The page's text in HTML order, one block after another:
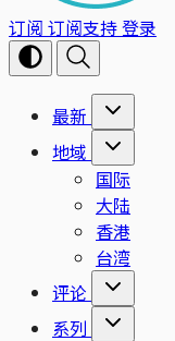
订阅 订阅支持登录
最新
地域
国际
大陆
香港
台湾
评论
系列